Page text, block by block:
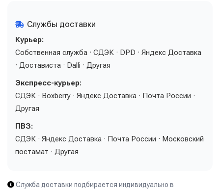
Службы доставки
Курьер:
Собственная служба · СДЭК · DPD · Яндекс Доставка
· Достависта · Dalli · Другая
Экспресс-курьер:
СДЭК · Boxberry · Яндекс Доставка · Почта России ·
Другая
ПВЗ:
СДЭК · Яндекс Доставка · Почта России · Московский
постамат · Другая
Служба доставки подбирается индивидуально в